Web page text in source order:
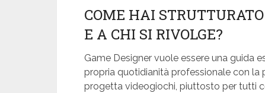
COME HAI
E A CHI SI RIVOLGE?
Game Designer vuole essere una guida
propria quotidianità professionale con
progetta videogiochi, piuttosto per tutti